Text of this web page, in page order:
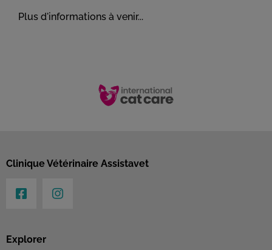
Plus d'informations à venir...
Explorer
Clinique Vétérinaire Assistavet